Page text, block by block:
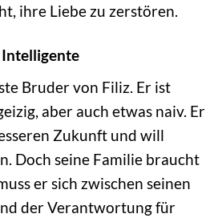
ihre Liebe zu zerstören.
Intelligente
Bruder von Filiz. Er ist
aber auch etwas naiv. Er
Zukunft und will
Doch seine Familie braucht
er sich zwischen seinen
der Verantwortung für